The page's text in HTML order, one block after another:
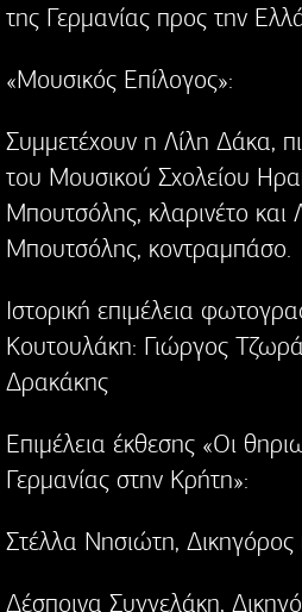
της Γερμανίας προς την
«Μουσικός Επίλογος»:
Συμμετέχουν η Λίλη Δάκα,
του Μουσικού Σχολείου
Μπουτσόλης, κλαρινέτο και
Μπουτσόλης, κοντραμπάσο.
Ιστορική επιμέλεια
Κουτουλάκη: Γιώργος
Δρακάκης
Επιμέλεια έκθεσης «Οι
Γερμανίας στην Κρήτη»:
Στέλλα Νησιώτη,
Δέσποινα Συγγελάκη,